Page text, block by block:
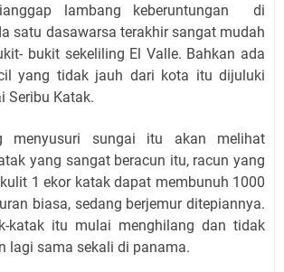
lambang keberuntungan
di
satu dasawarsa terakhir sangat mudah
bukit sekeliling El Valle. Bahkan ada
yang tidak jauh dari kota itu dijuluki
Seribu Katak.
menyusuri sungai itu akan melihat
yang sangat beracun itu, racun yang
1 ekor katak dapat membunuh 1000
biasa, sedang berjemur ditepiannya.
katak itu mulai menghilang dan tidak
lagi sama sekali di panama.